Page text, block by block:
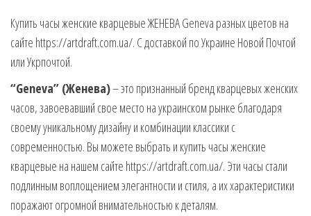
Купить часы женские кварцевые ЖЕНЕВА Geneva разных цветов на
сайте https://artdraft.com.ua/. С доставкой по Украине Новой Почтой
или Укрпочтой.
“Geneva” (Женева)– это признанный бренд кварцевых женских
часов, завоевавший свое место на украинском рынке благодаря
своему уникальному дизайну и комбинации классики с
современностью. Вы можете выбрать и купить часы женские
кварцевые на нашем сайте https://artdraft.com.ua/. Эти часы стали
подлинным воплощением элегантности и стиля, а их характеристики
поражают огромной внимательностью к деталям.